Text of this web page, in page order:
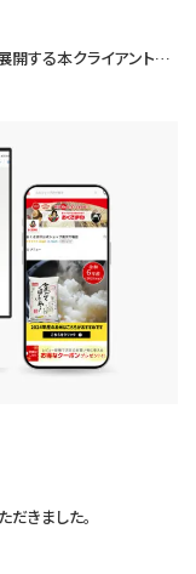
D2Cアパレルブランド 様 概要 自社ECを中心に展開する本クライアントは、オリジナルアパレルを販売するD2Cブランドです。 当社アートトレーディング株式会社にてShopify構築・EC運営代行・EC
きました。